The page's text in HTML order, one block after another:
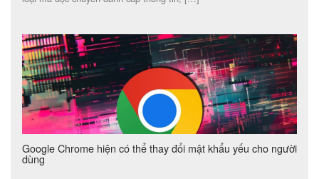
Google Chrome hiện có thể thay đổi mật khẩu yếu cho người
dùng